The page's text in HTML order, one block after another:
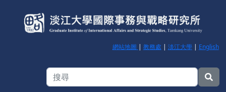
網站地圖 | 教務處 | 淡江大學| English